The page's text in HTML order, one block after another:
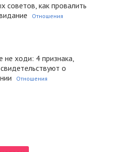
советов, как провалить
Отношения
не ходи: 4 признака,
о
Отношения